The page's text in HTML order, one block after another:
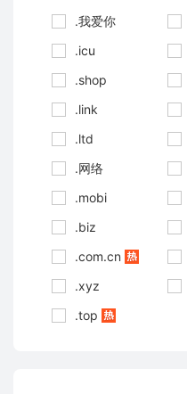
.我爱你
.icu
.shop
.link
.ltd
.网络
.mobi
.biz
.com.cn
.xyz
.top